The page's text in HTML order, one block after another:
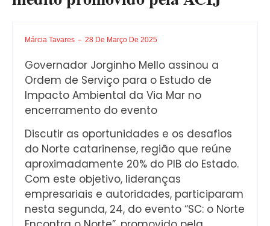
Márcia Tavares 28 De Março De 2025
Governador Jorginho Mello assinou a
Ordem de Serviço para o Estudo de
Impacto Ambiental da Via Mar no
encerramento do evento
Discutir as oportunidades e os desafios
do Norte catarinense, região que reúne
aproximadamente 20% do PIB do Estado.
Com este objetivo, lideranças
empresariais e autoridades, participaram
nesta segunda, 24, do evento “SC: o Norte